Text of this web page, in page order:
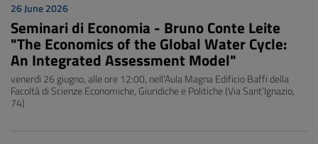
26 June 2026
Seminari di Economia - Bruno Conte Leite
"The Economics of the Global Water Cycle:
An Integrated Assessment Model"
venerdì 26 giugno, alle ore 12:00, nell’Aula Magna Edificio Baffi della
Facoltà di Scienze Economiche, Giuridiche e Politiche (Via Sant’Ignazio,
74)